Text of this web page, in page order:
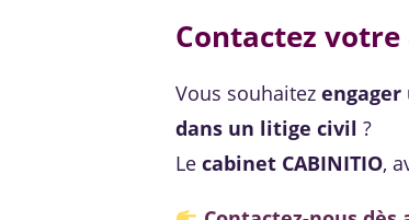
Contactez
Vous souhaitez
dans un litige civil ?
Le cabinet CABINITIO,